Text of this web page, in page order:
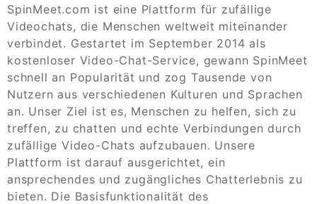
SpinMeet.com ist eine Plattform für zufällige
Videochats, die Menschen weltweit miteinander
verbindet. Gestartet im September 2014 als
kostenloser Video-Chat-Service, gewann SpinMeet
schnell an Popularität und zog Tausende von
Nutzern aus verschiedenen Kulturen und Sprachen
an. Unser Ziel ist es, Menschen zu helfen, sich zu
treffen, zu chatten und echte Verbindungen durch
zufällige Video-Chats aufzubauen. Unsere
Plattform ist darauf ausgerichtet, ein
ansprechendes und zugängliches Chatterlebnis zu
bieten. Die Basisfunktionalität des